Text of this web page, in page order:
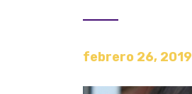
febrero 26, 2019